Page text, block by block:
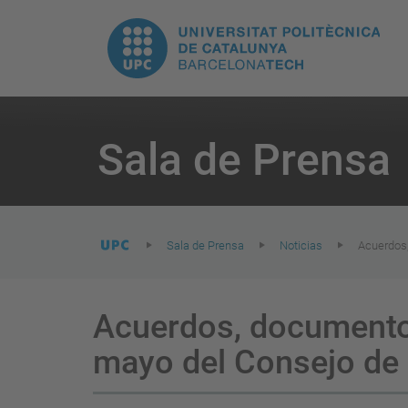
UPC.
Universitat
Politècnica
de
Catalunya
Sala de Prensa
are
here:
Sala de Prensa Noticias
Acuerdos,
mayo del Consejo